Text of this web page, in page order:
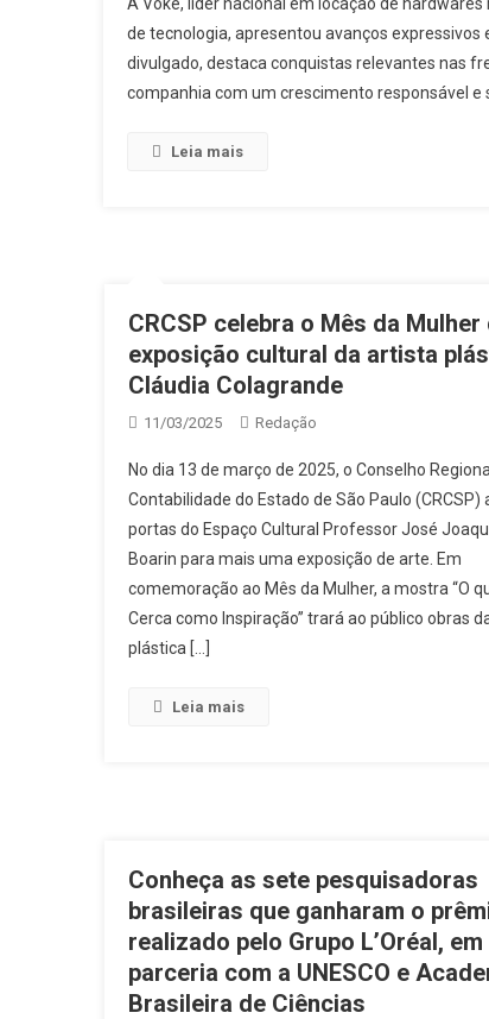
de tecnologia, apresentou avanços
divulgado, destaca conquistas relevantes nas
companhia com um crescimento responsável e
Leia mais
CRCSP celebra o Mês da Mulher
exposição cultural da artista
Cláudia Colagrande
11/03/2025 Redação
No dia 13 de março de 2025, o Conselho
Contabilidade do Estado de São Paulo (CRCSP)
portas do Espaço Cultural Professor José
Boarin para mais uma exposição de arte. Em
comemoração ao Mês da Mulher, a mostra “O
Cerca como Inspiração” trará ao público obras
plástica […]
Leia mais
Conheça as sete pesquisadoras
brasileiras que ganharam o
realizado pelo Grupo L’Oréal, em
parceria com a UNESCO e
Brasileira de Ciências